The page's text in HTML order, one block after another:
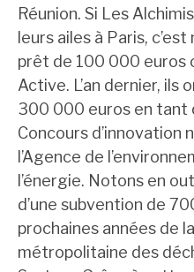
Réunion. Si Les
leurs ailes à Paris,
prêt de 100 000 euros
Active. L’an dernier, ils
300 000 euros en tant
Concours d’innovation
l’Agence de
l’énergie. Notons en
d’une subvention de
prochaines années de
métropolitaine des